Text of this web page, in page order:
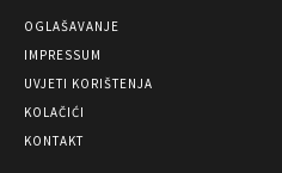
OGLAŠAVANJE
IMPRESSUM
UVJETI KORIŠTENJA
KOLAČIĆI
KONTAKT